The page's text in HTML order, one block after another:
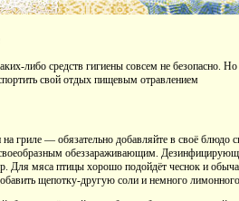
либо средств гигиены совсем не безопасно.
свой отдых пищевым отравлением
гриле — обязательно добавляйте в своё блюдо
обеззараживающим.
Для мяса птицы хорошо подойдёт чеснок и
щепотку-другую соли и немного